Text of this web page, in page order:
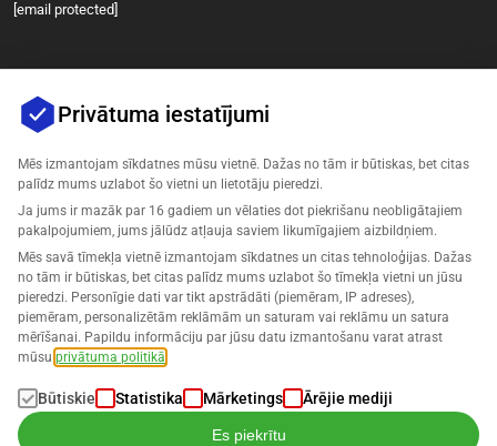
[email protected]
Uzņēmums
Atbalsts
Risinājumi Amazonam
Privātuma iestatījumi
Mēs izmantojam sīkdatnes mūsu vietnē. Dažas no tām ir būtiskas, bet citas
palīdz mums uzlabot šo vietni un lietotāju pieredzi.
Ja jums ir mazāk par 16 gadiem un vēlaties dot piekrišanu neobligātajiem
pakalpojumiem, jums jālūdz atļauja saviem likumīgajiem aizbildņiem.
Mēs savā tīmekļa vietnē izmantojam sīkdatnes un citas tehnoloģijas. Dažas
no tām ir būtiskas, bet citas palīdz mums uzlabot šo tīmekļa vietni un jūsu
pieredzi. Personīgie dati var tikt apstrādāti (piemēram, IP adreses),
piemēram, personalizētām reklāmām un saturam vai reklāmu un satura
mērīšanai. Papildu informāciju par jūsu datu izmantošanu varat atrast
mūsu privātuma politikā
Būtiskie Statistika Mārketings Ārējie mediji
Es piekrītu